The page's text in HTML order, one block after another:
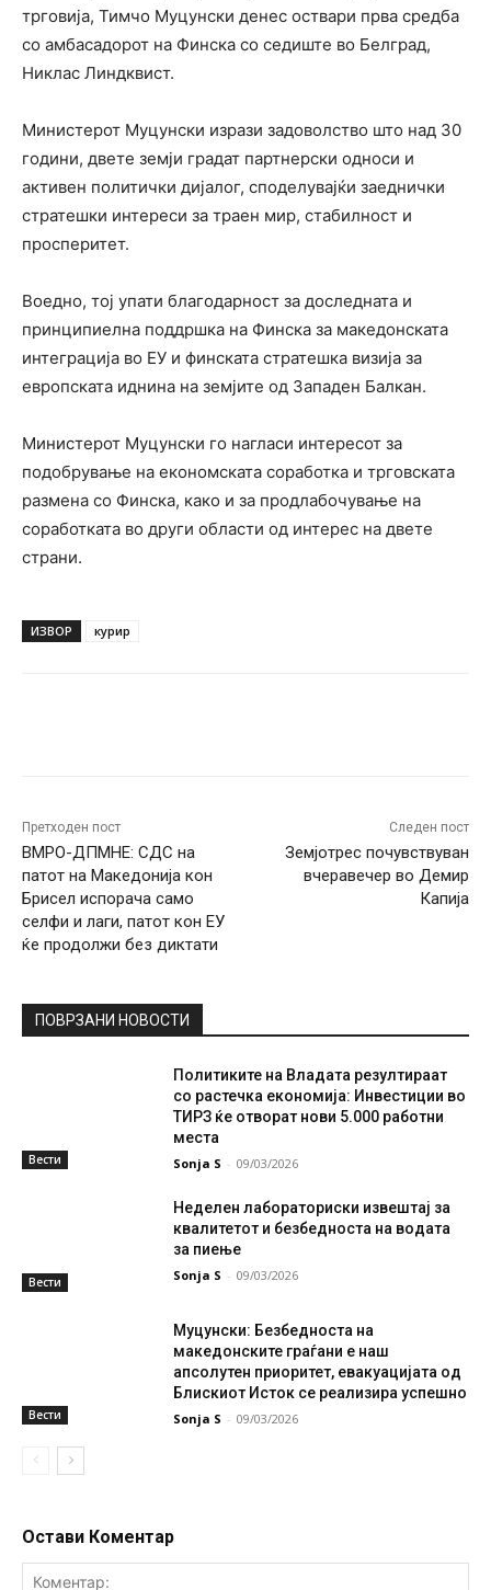
трговија, Тимчо Муцунски денес оствари прва средба
со амбасадорот на Финска со седиште во Белград,
Никлас Линдквист.
Министерот Муцунски изрази задоволство што над 30
години, двете земји градат партнерски односи и
активен политички дијалог, споделувајќи заеднички
стратешки интереси за траен мир, стабилност и
просперитет.
Воедно, тој упати благодарност за доследната и
принципиелна поддршка на Финска за македонската
интеграција во ЕУ и финската стратешка визија за
европската иднина на земјите од Западен Балкан.
Министерот Муцунски го нагласи интересот за
подобрување на економската соработка и трговската
размена со Финска, како и за продлабочување на
соработката во други области од интерес на двете
страни.
ИЗВОР курир
Претходен пост
ВМРО-ДПМНЕ: СДС на
патот на Македонија кон
Брисел испорача само
селфи и лаги, патот кон ЕУ
ќе продолжи без диктати
Следен пост
Земјотрес почувствуван
вчеравечер во Демир
Капија
ПОВРЗАНИ НОВОСТИ
Вести
Политиките на Владата резултираат
со растечка економија: Инвестиции во
ТИРЗ ќе отворат нови 5.000 работни
места
Sonja S - 09/03/2026
Вести
Неделен лабораториски извештај за
квалитетот и безбедноста на водата
за пиење
Sonja S - 09/03/2026
Вести
Муцунски: Безбедноста на
македонските граѓани е наш
апсолутен приоритет, евакуацијата од
Блискиот Исток се реализира успешно
Sonja S - 09/03/2026
Остави Коментар